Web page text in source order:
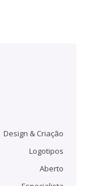
Design & Criação
Logotipos
Aberto